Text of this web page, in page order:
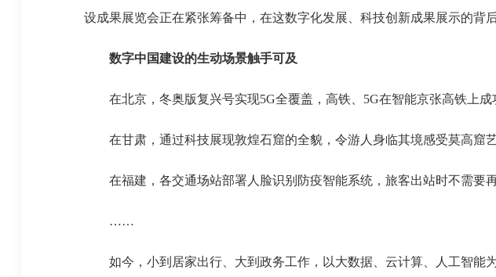
设成果展览会正在紧张筹备中，在这数字化发展、科技创新成果展示的背
数字中国建设的生动场景触手可及
在北京，冬奥版复兴号实现5G全覆盖，高铁、5G在智能京张高铁上成
在甘肃，通过科技展现敦煌石窟的全貌，令游人身临其境感受莫高窟艺
在福建，各交通场站部署人脸识别防疫智能系统，旅客出站时不需要
……
如今，小到居家出行、大到政务工作，以大数据、云计算、人工智能